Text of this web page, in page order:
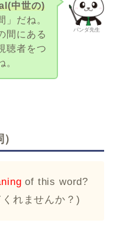
パンダ先生
中世の)
」だね。
間にある
聴者をつ
。
of this word?
れませんか？)